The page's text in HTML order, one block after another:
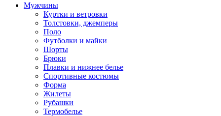
Мужчины
Куртки и ветровки
Толстовки, джемперы
Поло
Футболки и майки
Шорты
Брюки
Плавки и нижнее белье
Спортивные костюмы
Форма
Жилеты
Рубашки
Термобелье